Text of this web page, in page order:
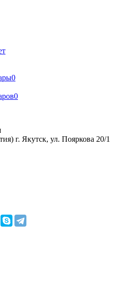
0
0
г. Якутск, ул. Пояркова 20/1